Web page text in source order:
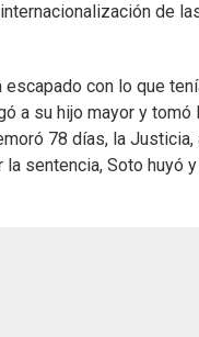
de
con lo que
a su hijo mayor y
78 días, la
sentencia, Soto huyó